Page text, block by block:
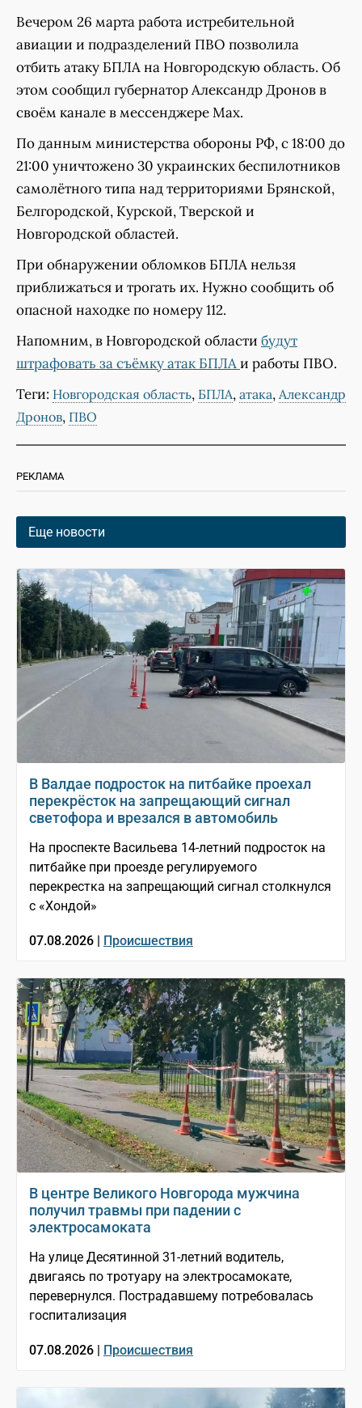
Вечером 26 марта работа истребительной
авиации и подразделений ПВО позволила
отбить атаку БПЛА на Новгородскую область. Об
этом сообщил губернатор Александр Дронов в
своём канале в мессенджере Мах.
По данным министерства обороны РФ, с 18:00 до
21:00 уничтожено 30 украинских беспилотников
самолётного типа над территориями Брянской,
Белгородской, Курской, Тверской и
Новгородской областей.
При обнаружении обломков БПЛА нельзя
приближаться и трогать их. Нужно сообщить об
опасной находке по номеру 112.
Напомним, в Новгородской области будут
штрафовать за съëмку атак БПЛАи работы ПВО.
Теги: Новгородская область, БПЛА, атака, Александр
Дронов, ПВО
РЕКЛАМА
Еще новости
В Валдае подросток на питбайке проехал
перекрёсток на запрещающий сигнал
светофора и врезался в автомобиль
На проспекте Васильева 14-летний подросток на
питбайке при проезде регулируемого
перекрестка на запрещающий сигнал столкнулся
с «Хондой»
07.08.2026 | Происшествия
В центре Великого Новгорода мужчина
получил травмы при падении с
электросамоката
На улице Десятинной 31-летний водитель,
двигаясь по тротуару на электросамокате,
перевернулся. Пострадавшему потребовалась
госпитализация
07.08.2026 | Происшествия